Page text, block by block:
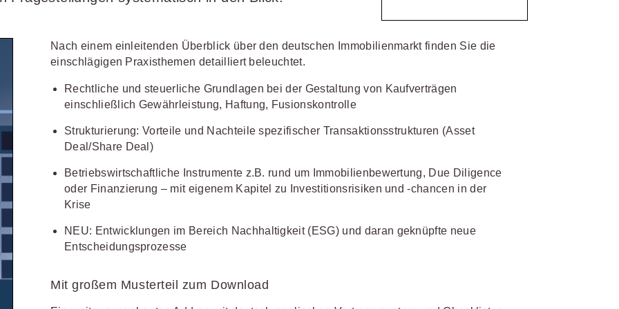
Finden Sie Lösungen und Inhalte, die zu Ihrem Fachgebiet passen.
Arbeitsrecht
Außenwirtschaftsrecht
Compliance
Datenschutzrecht
Erbrecht
Familienrecht
Notare
Öffentliches Dienstrecht
Steuerrecht
Unternehmensjuristen
Versicherungsrecht
Praxisnah und intuitiv: Schutz vor
Institutionen und Steuerberater.
mehr erfahren
Qualifiziert und zertifiziert: Online-
allen wichtigen Fachgebieten.
5866-4466
Produktberater für eine erste
Öffentliche Verwaltung
Unternehmen
Referendariat
Schulungen und Termine
WEITERE SERVICES
FAQ
Veranstaltungen
juris PraxisReporte
0681 5866-4422
Nach einem einleitenden Überblick über den deutschen Immobilienmarkt finden Sie die
einschlägigen Praxisthemen detailliert beleuchtet.
Rechtliche und steuerliche Grundlagen bei der Gestaltung von Kaufverträgen
einschließlich Gewährleistung, Haftung, Fusionskontrolle
Strukturierung: Vorteile und Nachteile spezifischer Transaktionsstrukturen (Asset
Deal/Share Deal)
Betriebswirtschaftliche Instrumente z.B. rund um Immobilienbewertung, Due Diligence
oder Finanzierung – mit eigenem Kapitel zu Investitionsrisiken und -chancen in der
Krise
NEU: Entwicklungen im Bereich Nachhaltigkeit (ESG) und daran geknüpfte neue
Entscheidungsprozesse
Mit großem Musterteil zum Download